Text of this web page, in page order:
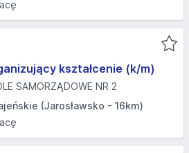
kształcenie (k/m)
SAMORZĄDOWE NR 2
(Jarosławsko - 16km)